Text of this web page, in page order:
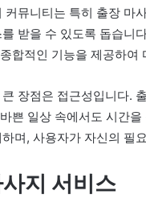
커뮤니티는 특히 출장 마
받을 수 있도록 돕습니
합적인 기능을 제공하
장점은 접근성입니다.
쁜 일상 속에서도 시간
며, 사용자가 자신의 필
지 서비스